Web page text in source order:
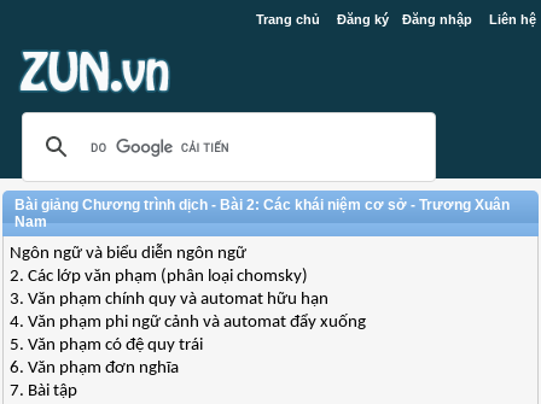
Trang chủ Đăng ký Đăng nhập Liên hệ
Bài giảng Chương trình dịch - Bài 2: Các khái niệm cơ sở - Trương Xuân
Nam
Ngôn ngữ và biểu diễn ngôn ngữ
2. Các lớp văn phạm (phân loại chomsky)
3. Văn phạm chính quy và automat hữu hạn
4. Văn phạm phi ngữ cảnh và automat đẩy xuống
5. Văn phạm có đệ quy trái
6. Văn phạm đơn nghĩa
7. Bài tập